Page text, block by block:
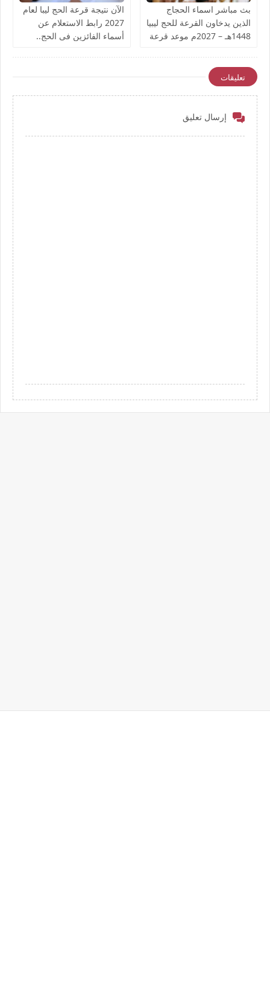
بث مباشر اسماء الحجاج
الذين يدخاون القرعة للحج ليبيا
1448هـ – 2027م موعد قرعة
الآن نتيجة قرعة الحج ليبا لعام
2027 رابط الاستعلام عن
أسماء الفائزين فى الحج..
تعليقات
إرسال تعليق